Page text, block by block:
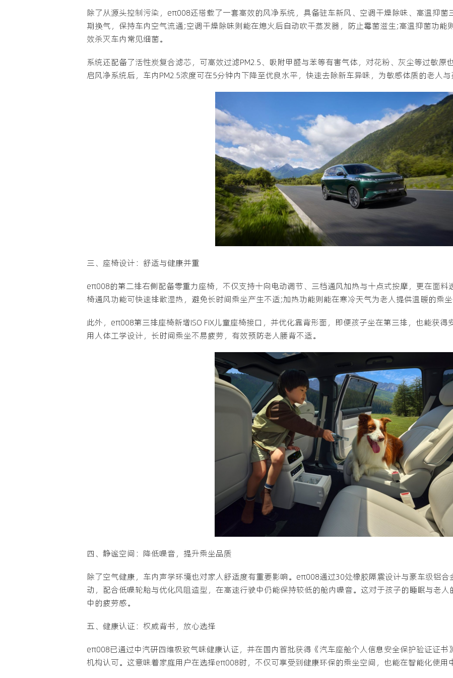
除了从源头控制污染，eπ008还搭载了一套高效的风净系统，具备驻车新风、空调干燥除味、高温抑菌
期换气，保持车内空气流通;空调干燥除味则能在熄火后自动吹干蒸发器，防止霉菌滋生;高温抑菌功
效杀灭车内常见细菌。
系统还配备了活性炭复合滤芯，可高效过滤PM2.5、吸附甲醛与苯等有害气体，对花粉、灰尘等过敏原
启风净系统后，车内PM2.5浓度可在5分钟内下降至优良水平，快速去除新车异味，为敏感体质的老人
三、座椅设计：舒适与健康并重
eπ008的第二排右侧配备零重力座椅，不仅支持十向电动调节、三档通风加热与十点式按摩，更在面
椅通风功能可快速排散湿热，避免长时间乘坐产生不适;加热功能则能在寒冷天气为老人提供温暖的乘坐
此外，eπ008第三排座椅新增ISO FIX儿童座椅接口，并优化靠背形面，即便孩子坐在第三排，也能获
用人体工学设计，长时间乘坐不易疲劳，有效预防老人腰背不适。
四、静谧空间：降低噪音，提升乘坐品质
除了空气健康，车内声学环境也对家人舒适度有重要影响。eπ008通过30处橡胶隔震设计与豪车级铝
动，配合低噪轮胎与优化风阻造型，在高速行驶中仍能保持较低的舱内噪音。这对于孩子的睡眠与老
中的疲劳感。
五、健康认证：权威背书，放心选择
eπ008已通过中汽研四维极致气味健康认证，并在国内首批获得《汽车座舱个人信息安全保护验证证
机构认可。这意味着家庭用户在选择eπ008时，不仅可享受到健康环保的乘坐空间，也能在智能化使用